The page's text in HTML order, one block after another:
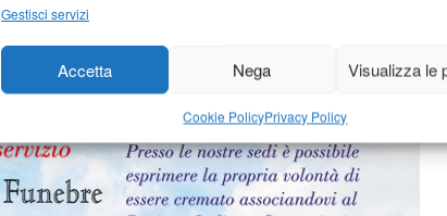
Gestisci servizi
Accetta Nega Visualizza le
Cookie PolicyPrivacy Policy
1.489 1.490 1.491 1.493 …